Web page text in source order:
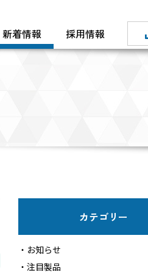
新着情報 採用情報
カテゴリー
お知らせ
注目製品